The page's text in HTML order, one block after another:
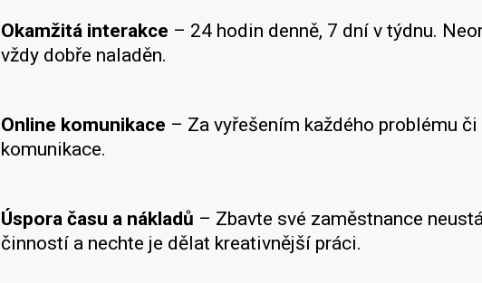
Okamžitá interakce – 24 hodin denně, 7 dní v týdnu.
vždy dobře naladěn.
Online komunikace – Za vyřešením každého problému
komunikace.
Úspora času a nákladů – Zbavte své zaměstnance
činností a nechte je dělat kreativnější práci.